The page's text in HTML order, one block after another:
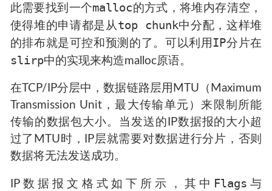
此需要找到一个malloc的方式，将堆内存清空，
使得堆的申请都是从 top chunk中分配，这样堆
的排布就是可控和预测的了。可以利用 IP分片在
slirp中的实现来构造malloc原语。
在TCP/IP分层中，数据链路层用MTU（Maximum
Transmission Unit，最大传输单元）来限制所能
传输的数据包大小。当发送的IP数据报的大小超
过了MTU时，IP层就需要对数据进行分片，否则
数据将无法发送成功。
IP数据报文格式如下所示，其中 Flags 与